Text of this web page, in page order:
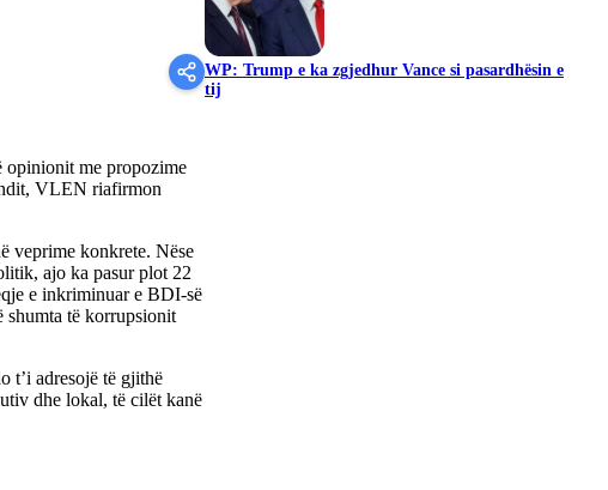
opinionit me propozime
VLEN riafirmon
veprime konkrete. Nëse
ajo ka pasur plot 22
e inkriminuar e BDI-së
shumta të korrupsionit
t’i adresojë të gjithë
dhe lokal, të cilët kanë
WP: Trump e ka zgjedhur Vance si pasardhësin e
tij